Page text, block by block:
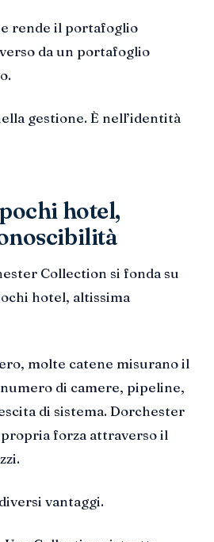
rende il portafoglio
da un portafoglio
gestione. È nell’identità
hotel,
Collection si fonda su
hotel, altissima
molte catene misurano il
di camere, pipeline,
di sistema. Dorchester
forza attraverso il
vantaggi.